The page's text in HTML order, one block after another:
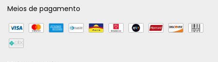
Meios de pagamento